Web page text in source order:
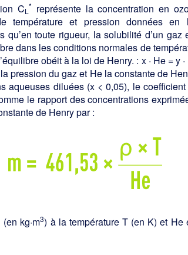
CL
* représente la concentration en
température et pression données en
qu’en toute rigueur, la solubilité d’un
dans les conditions normales de
obéit à la loi de Henry. : x · He = y
pression du gaz et He la constante de
aqueuses diluées (x < 0,05), le
le rapport des concentrations
de Henry par :
kg·m3) à la température T (en K) et